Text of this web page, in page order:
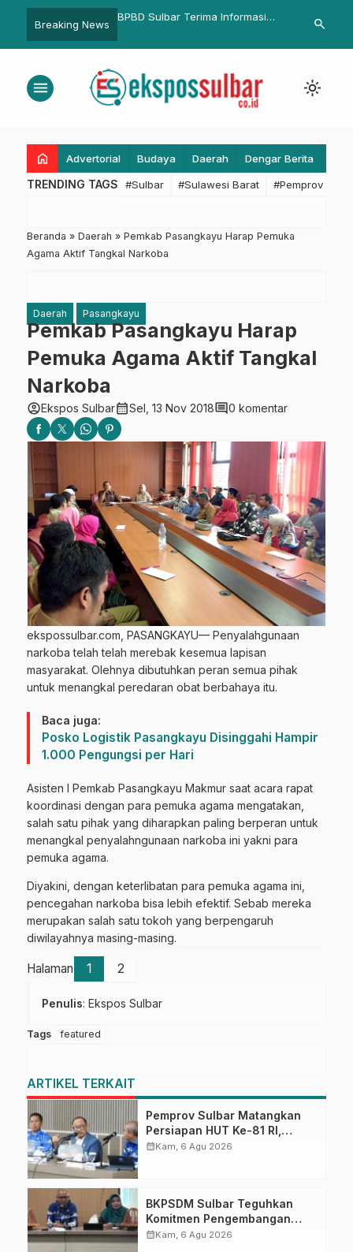
Breaking News
dari BMKG
21 Oktober 2025
Diforum Musrenbang
Sorot
Indonesia
search
menu light_mode
home Advertorial Budaya Daerah Dengar Berita
TRENDING TAGS #Sulbar #Sulawesi Barat #Pemprov
Beranda » Daerah » Pemkab Pasangkayu Harap Pemuka
Agama Aktif Tangkal Narkoba
Daerah Pasangkayu
Pemkab Pasangkayu Harap
Pemuka Agama Aktif Tangkal
Narkoba
account_circleEkspos Sulbarcalendar_monthSel, 13 Nov 2018comment0 komentar
ekspossulbar.com, PASANGKAYU— Penyalahgunaan
narkoba telah telah merebak kesemua lapisan
masyarakat. Olehnya dibutuhkan peran semua pihak
untuk menangkal peredaran obat berbahaya itu.
Baca juga:
Posko Logistik Pasangkayu Disinggahi Hampir
1.000 Pengungsi per Hari
Asisten I Pemkab Pasangkayu Makmur saat acara rapat
koordinasi dengan para pemuka agama mengatakan,
salah satu pihak yang diharapkan paling berperan untuk
menangkal penyalahngunaan narkoba ini yakni para
pemuka agama.
Diyakini, dengan keterlibatan para pemuka agama ini,
pencegahan narkoba bisa lebih efektif. Sebab mereka
merupakan salah satu tokoh yang berpengaruh
diwilayahnya masing-masing.
Halaman 1 2
Penulis: Ekspos Sulbar
Tags featured
ARTIKEL TERKAIT
Pemprov Sulbar Matangkan
Persiapan HUT Ke-81 RI,
Puncak Upacara di Lapangan
calendar_monthKam, 6 Agu 2026
BKPSDM Sulbar Teguhkan
Komitmen Pengembangan
Kompetensi ASN melalui
calendar_monthKam, 6 Agu 2026